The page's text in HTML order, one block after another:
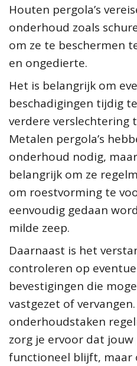
Houten pergola’s
onderhoud zoals
om ze te beschermen
en ongedierte.
Het is belangrijk om
beschadigingen tijdig
verdere verslechtering
Metalen pergola’s
onderhoud nodig,
belangrijk om ze
om roestvorming te
eenvoudig gedaan
milde zeep.
Daarnaast is het
controleren op
bevestigingen die
vastgezet of
onderhoudstaken
zorg je ervoor dat
functioneel blijft, maar